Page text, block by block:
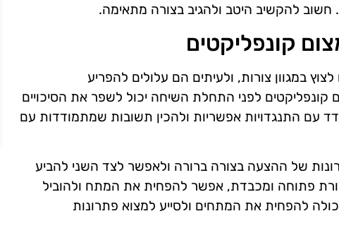
חשוב להקשיב היטב ולהגיב בצורה מתאימה.
קונפליקטים
במגוון צורות, ולעיתים הם עלולים להפריע
לפני התחלת השיחה יכול לשפר את הסיכויים
עם התנגדויות אפשריות ולהכין תשובות שמתמודדות עם
של ההצעה בצורה ברורה ולאפשר לצד השני להביע
פתוחה ומכבדת, אפשר להפחית את המתח ולהוביל
להפחית את המתחים ולסייע למצוא פתרונות